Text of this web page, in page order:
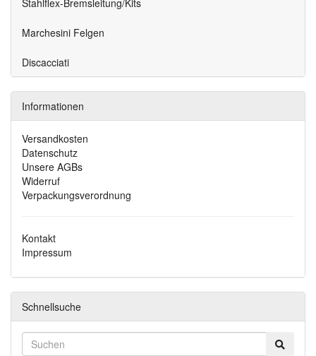
Stahlflex-Bremsleitung/Kits
Marchesini Felgen
Discacciati
Informationen
Versandkosten
Datenschutz
Unsere AGBs
Widerruf
Verpackungsverordnung
Kontakt
Impressum
Schnellsuche